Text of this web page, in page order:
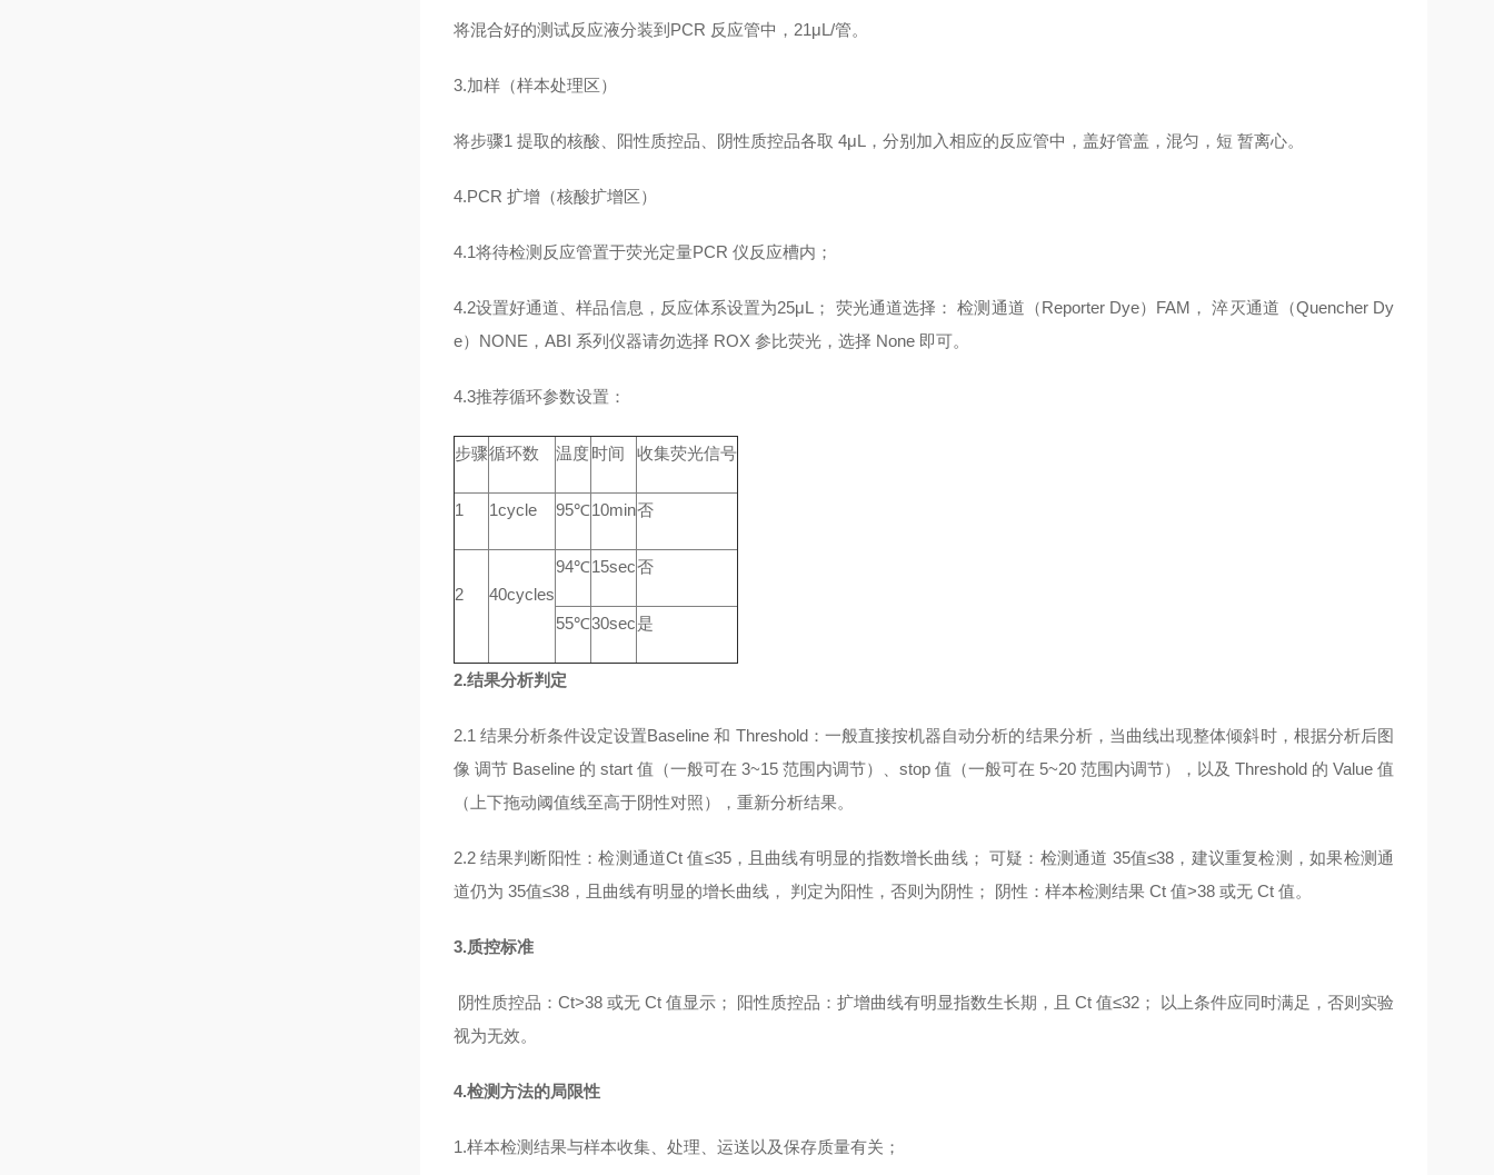
将混合好的测试反应液分装到PCR 反应管中，21μL/管。
3.加样（样本处理区）
将步骤1 提取的核酸、阳性质控品、阴性质控品各取 4μL，分别加入相应的反应管中，盖好管盖，混匀，短 暂离心。
4.PCR 扩增（核酸扩增区）
4.1将待检测反应管置于荧光定量PCR 仪反应槽内；
4.2设置好通道、样品信息，反应体系设置为25μL； 荧光通道选择： 检测通道（Reporter Dye）FAM， 淬灭通道（Quencher Dy
e）NONE，ABI 系列仪器请勿选择 ROX 参比荧光，选择 None 即可。
4.3推荐循环参数设置：
步骤循环数 温度时间 收集荧光信号
1 1cycle 95℃10min否
2 40cycles
94℃15sec否
55℃30sec是
2.结果分析判定
2.1 结果分析条件设定设置Baseline 和 Threshold：一般直接按机器自动分析的结果分析，当曲线出现整体倾斜时，根据分析后图
像 调节 Baseline 的 start 值（一般可在 3~15 范围内调节）、stop 值（一般可在 5~20 范围内调节），以及 Threshold 的 Value 值
（上下拖动阈值线至高于阴性对照），重新分析结果。
2.2 结果判断阳性：检测通道Ct 值≤35，且曲线有明显的指数增长曲线； 可疑：检测通道 35值≤38，建议重复检测，如果检测通
道仍为 35值≤38，且曲线有明显的增长曲线， 判定为阳性，否则为阴性； 阴性：样本检测结果 Ct 值>38 或无 Ct 值。
3.质控标准
阴性质控品：Ct>38 或无 Ct 值显示； 阳性质控品：扩增曲线有明显指数生长期，且 Ct 值≤32； 以上条件应同时满足，否则实验
视为无效。
4.检测方法的局限性
1.样本检测结果与样本收集、处理、运送以及保存质量有关；